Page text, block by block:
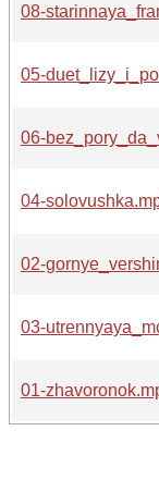
08-
05-
06-
04-
02-
03-
01-